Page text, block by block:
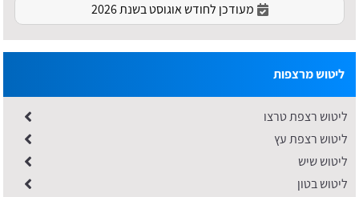
מעודכן לחודש אוגוסט בשנת 2026
ליטוש מרצפות
ליטוש רצפת טרצו
ליטוש רצפת עץ
ליטוש שיש
ליטוש בטון